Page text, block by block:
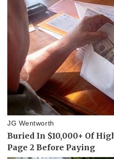
Thể thao
Bóng đá
Lịch thi đấu bóng đá
Thế giới thể thao
eSports
Hậu trường